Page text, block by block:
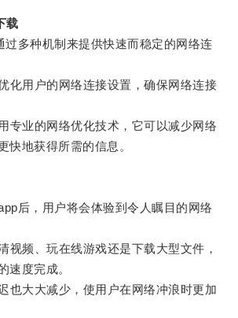
载
多种机制来提供快速而稳定的网络连
用户的网络连接设置，确保网络连接
业的网络优化技术，它可以减少网络
快地获得所需的信息。
后，用户将会体验到令人瞩目的网络
频、玩在线游戏还是下载大型文件，
速度完成。
大大减少，使用户在网络冲浪时更加